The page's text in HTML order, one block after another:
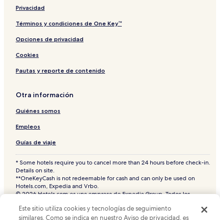
Hoteles cerca de Sinagoga de Agadir
Hoteles 2 estrellas en Aourir
Hoteles en Dajla
Hoteles en Ait Melloul
Hoteles baratos en Agadir
Hoteles cerca de Casino Le Mirage
Hoteles en Imi Ouaddar
Hoteles de golf en Agadir
Hoteles cerca de Parque acuático Atlantica Parc
Hoteles de playa en Aourir
Hoteles cerca de Al Massira
Hoteles de golf en Aourir
Hoteles en Anza
Privacidad
Términos y condiciones de One Key™
Opciones de privacidad
Cookies
Pautas y reporte de contenido
Otra información
Quiénes somos
Empleos
Guías de viaje
* Some hotels require you to cancel more than 24 hours before check-in.
Details on site.
**OneKeyCash is not redeemable for cash and can only be used on
Hotels.com, Expedia and Vrbo.
© 2026 Hotels.com es una empresa de Expedia Group. Todos los
Hoteles.com y el logotipo de Hoteles.com son marcas comerciales o
marcas comerciales registradas de Hotels.com, L.P. CST# 2029030-50.
Este sitio utiliza cookies y tecnologías de seguimiento
similares. Como se indica en nuestro Aviso de privacidad, es